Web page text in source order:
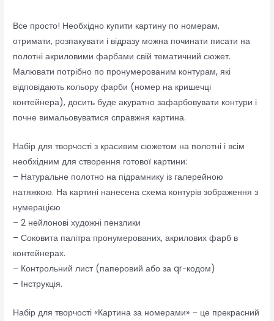
Все просто! Необхідно купити картину по номерам,
отримати, розпакувати і відразу можна починати писати на
полотні акриловими фарбами свій тематичний сюжет.
Малювати потрібно по пронумерованим контурам, які
відповідають кольору фарби (номер на кришечці
контейнера), досить буде акуратно зафарбовувати контури і
почне вимальовуватися справжня картина.
Набір для творчості з красивим сюжетом на полотні і всім
необхідним для створення готової картини:
– Натуральне полотно на підрамнику із галерейною
натяжкою. На картині нанесена схема контурів зображення з
нумерацією
– 2 нейлонові художні пензлики
– Соковита палітра пронумерованих, акрилових фарб в
контейнерах.
– Контрольний лист (паперовий або за qr-кодом)
– Інструкція.
Набір для творчості «Картина за номерами» – це прекрасний